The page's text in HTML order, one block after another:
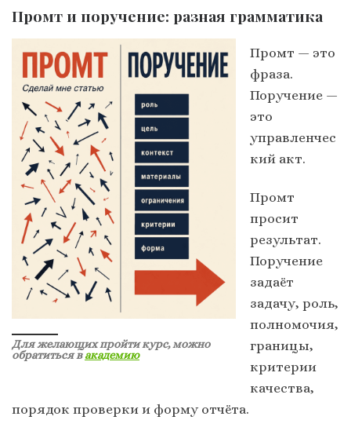
Промт и поручение: разная грамматика
Для желающих пройти курс, можно
обратиться вакадемию
Промт — это
фраза.
Поручение —
это
управленчес
кий акт.
Промт
просит
результат.
Поручение
задаёт
задачу, роль,
полномочия,
границы,
критерии
качества,
порядок проверки и форму отчёта.